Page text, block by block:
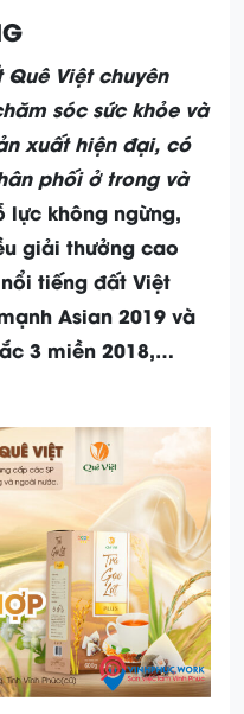
Việt chuyên
sóc sức khỏe và
xuất hiện đại, có
phối ở trong và
lực không ngừng,
giải thưởng cao
tiếng đất Việt
Asian 2019 và
3 miền 2018,…